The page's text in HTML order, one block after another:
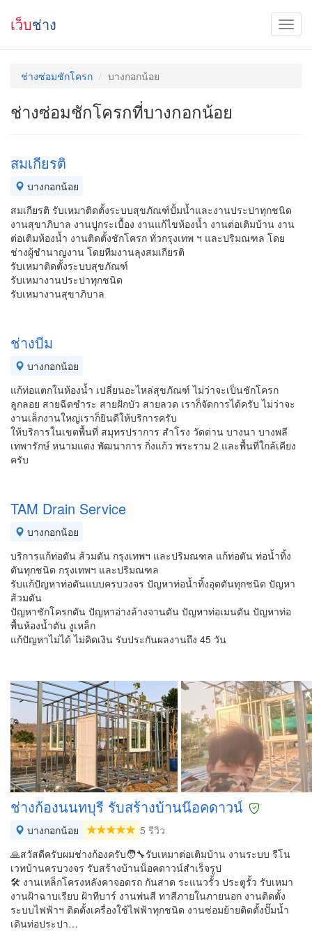
เว็บช่าง
ช่างซ่อมชักโครก บางกอกน้อย
ช่างซ่อมชักโครกที่บางกอกน้อย
สมเกียรติ
บางกอกน้อย
สมเกียรติ รับเหมาติดตั้งระบบสุขภัณฑ์ปั้มน้ำและงานประปาทุกชนิด
งานสุขาภิบาล งานปูกระเบื้อง งานแก้ไขห้องน้ำ งานต่อเติมบ้าน งาน
ต่อเติมห้องน้ำ งานติดตั้งชักโครก ทั่วกรุงเทพ ฯ และปริมณฑล โดย
ช่างผู้ชำนาญงาน โดยทีมงานลุงสมเกียรติ
รับเหมาติดตั้งระบบสุขภัณฑ์
รับเหมางานประปาทุกชนิด
รับเหมางานสุขาภิบาล
ช่างบีม
บางกอกน้อย
แก้ท่อแตกในห้องน้ำ เปลี่ยนอะไหล่สุขภัณฑ์ ไม่ว่าจะเป็นชักโครก
ลูกลอย สายฉีดชำระ สายฝักบัว สายลวด เราก็จัดการได้ครับ ไม่ว่าจะ
งานเล็กงานใหญ่เราก็ยินดีให้บริการครับ
ให้บริการในเขตพื้นที่ สมุทรปราการ สำโรง วัดด่าน บางนา บางพลี
เทพารักษ์ หนามแดง พัฒนาการ กิ่งแก้ว พระราม 2 และพื้นที่ใกล้เคียง
ครับ
TAM Drain Service
บางกอกน้อย
บริการแก้ท่อตัน ส้วมตัน กรุงเทพฯ และปริมณฑล แก้ท่อตัน ท่อน้ำทิ้ง
ตันทุกชนิด กรุงเทพฯ และปริมณฑล
รับแก้ปัญหาท่อตันแบบครบวงจร ปัญหาท่อน้ำทิ้งอุดตันทุกชนิด ปัญหา
ส้วมตัน
ปัญหาชักโครกตัน ปัญหาอ่างล้างจานตัน ปัญหาท่อเมนตัน ปัญหาท่อ
พื้นห้องน้ำตัน งูเหล็ก
แก้ปัญหาไม่ได้ ไม่คิดเงิน รับประกันผลงานถึง 45 วัน
ช่างก้องนนทบุรี รับสร้างบ้านน๊อค​ดาวน์
บางกอกน้อย
5 รีวิว
🙏สวัสดีครับผมช่างก้องครับ🧑‍🔧รับเหมาต่อเติมบ้าน งานระบบ รีโน
เวทบ้านครบวงจร รับสร้างบ้านน็อคดาวน์สำเร็จรูป
🛠️ งานเหล็กโครงหลังคา​จอดรถ​ กันสาด ระแนวรั้ว​ ประตูรั้ว รับเหมา
งานฝ้าฉาบเรียบ ฝ้าทีบาร์ งานพ่นสี ทาสีภายในภายนอก งานติดตั้ง
ระบบไฟฟ้า​ฯ ติดตั้งเครื่องใช้ไฟฟ้าทุกชนิด​ งานซ่อมย้ายติดตั้งปั๊มน้ำ
เดินท่อประปา​…